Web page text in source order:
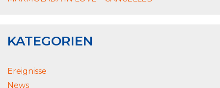
KATEGORIEN
Ereignisse
News